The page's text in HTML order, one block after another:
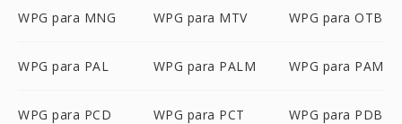
WPG para MNG WPG para MTV WPG para OTB
WPG para PAL WPG para PALM WPG para PAM
WPG para PCD WPG para PCT WPG para PDB